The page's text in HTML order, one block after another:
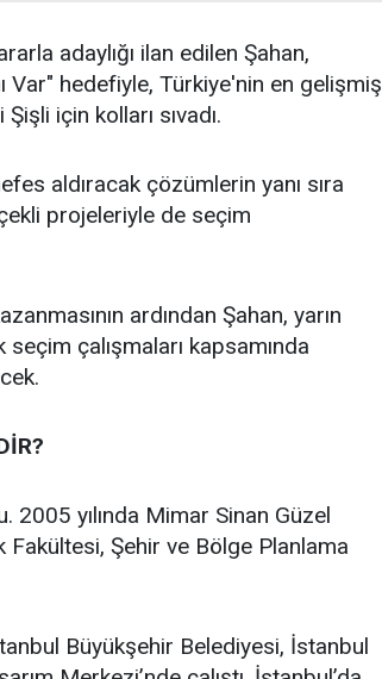
adaylığı ilan edilen Şahan,
Var" hedefiyle, Türkiye'nin en gelişmiş
için kolları sıvadı.
aldıracak çözümlerin yanı sıra
projeleriyle de seçim
ardından Şahan, yarın
çalışmaları kapsamında
2005 yılında Mimar Sinan Güzel
Fakültesi, Şehir ve Bölge Planlama
Büyükşehir Belediyesi, İstanbul